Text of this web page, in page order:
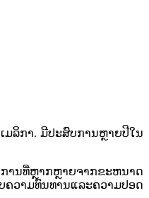
ເມລິກາ. ມີປະສົບການຫຼາຍປີໃນ
ານທີ່ຫຼາກຫຼາຍຈາກຂະຫນາດ
ຄວາມທົນທານແລະຄວາມປອດ